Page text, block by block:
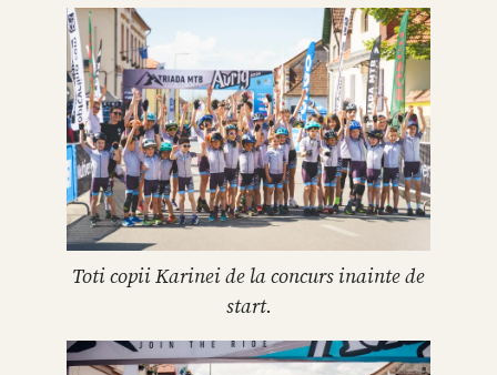
Toti copii Karinei de la concurs inainte de
start.